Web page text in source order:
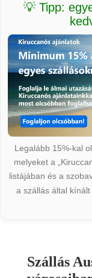
💡 Tipp:
Legalább 15%-kal
melyeket a
listájában és a
a szállás által
Szállás